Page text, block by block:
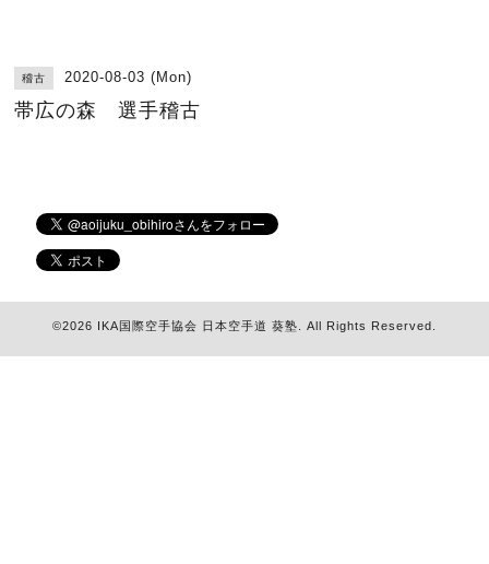
稽古 2020-08-03 (Mon)
帯広の森 選手稽古
©2026 IKA国際空手協会 日本空手道 葵塾 . All Rights Reserved.